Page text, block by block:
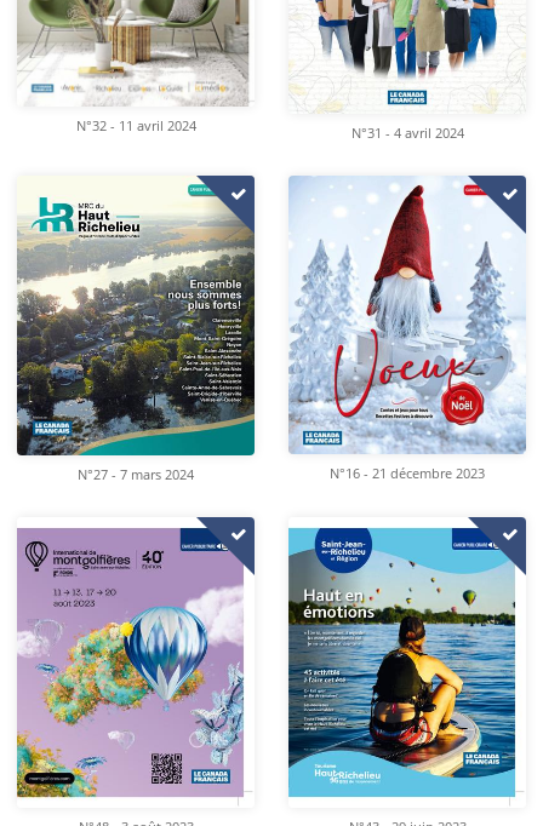
N°32 - 11 avril 2024 N°31 - 4 avril 2024
N°27 - 7 mars 2024 N°16 - 21 décembre 2023